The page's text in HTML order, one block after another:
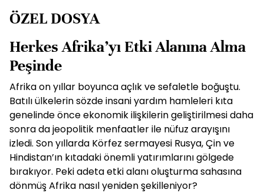
ÖZEL DOSYA
Herkes Afrika’yı Etki Alanına Alma
Peşinde
Afrika on yıllar boyunca açlık ve sefaletle boğuştu.
Batılı ülkelerin sözde insani yardım hamleleri kıta
genelinde önce ekonomik ilişkilerin geliştirilmesi daha
sonra da jeopolitik menfaatler ile nüfuz arayışını
izledi. Son yıllarda Körfez sermayesi Rusya, Çin ve
Hindistan’ın kıtadaki önemli yatırımlarını gölgede
bırakıyor. Peki adeta etki alanı oluşturma sahasına
dönmüş Afrika nasıl yeniden şekilleniyor?